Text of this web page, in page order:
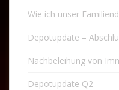
Wie ich unser
Depotupdate –
Nachbeleihung von
Depotupdate Q2